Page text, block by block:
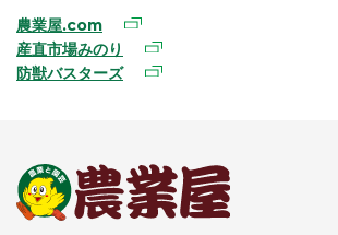
農業屋.com
産直市場みのり
防獣バスターズ